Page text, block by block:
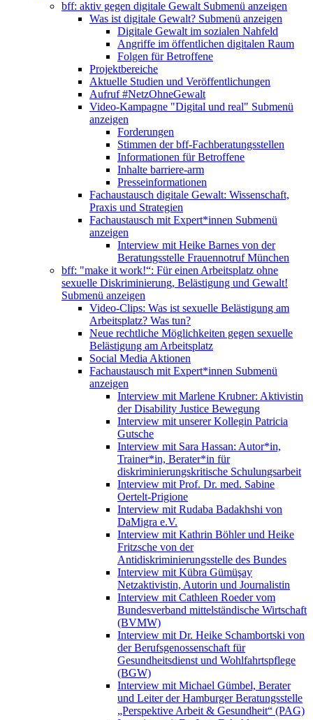
bff: aktiv gegen digitale Gewalt Submenü anzeigen
Was ist digitale Gewalt? Submenü anzeigen
Digitale Gewalt im sozialen Nahfeld
Angriffe im öffentlichen digitalen Raum
Folgen für Betroffene
Projektbereiche
Aktuelle Studien und Veröffentlichungen
Aufruf #NetzOhneGewalt
Video-Kampagne "Digital und real" Submenü
anzeigen
Forderungen
Stimmen der bff-Fachberatungsstellen
Informationen für Betroffene
Inhalte barriere-arm
Presseinformationen
Fachaustausch digitale Gewalt: Wissenschaft,
Praxis und Strategien
Fachaustausch mit Expert*innen Submenü
anzeigen
Interview mit Heike Barnes von der
Beratungsstelle Frauennotruf München
bff: "make it work!“: Für einen Arbeitsplatz ohne
sexuelle Diskriminierung, Belästigung und Gewalt!
Submenü anzeigen
Video-Clips: Was ist sexuelle Belästigung am
Arbeitsplatz? Was tun?
Neue rechtliche Möglichkeiten gegen sexuelle
Belästigung am Arbeitsplatz
Social Media Aktionen
Fachaustausch mit Expert*innen Submenü
anzeigen
Interview mit Marlene Krubner: Aktivistin
der Disability Justice Bewegung
Interview mit unserer Kollegin Patricia
Gutsche
Interview mit Sara Hassan: Autor*in,
Trainer*in, Berater*in für
diskriminierungskritische Schulungsarbeit
Interview mit Prof. Dr. med. Sabine
Oertelt-Prigione
Interview mit Rudaba Badakhshi von
DaMigra e.V.
Interview mit Kathrin Böhler und Heike
Fritzsche von der
Antidiskriminierungsstelle des Bundes
Interview mit Kübra Gümüşay
Netzaktivistin, Autorin und Journalistin
Interview mit Cathleen Roeder vom
Bundesverband mittelständische Wirtschaft
(BVMW)
Interview mit Dr. Heike Schambortski von
der Berufsgenossenschaft für
Gesundheitsdienst und Wohlfahrtspflege
(BGW)
Interview mit Michael Gümbel, Berater
und Leiter der Hamburger Beratungsstelle
„Perspektive Arbeit & Gesundheit“ (PAG)